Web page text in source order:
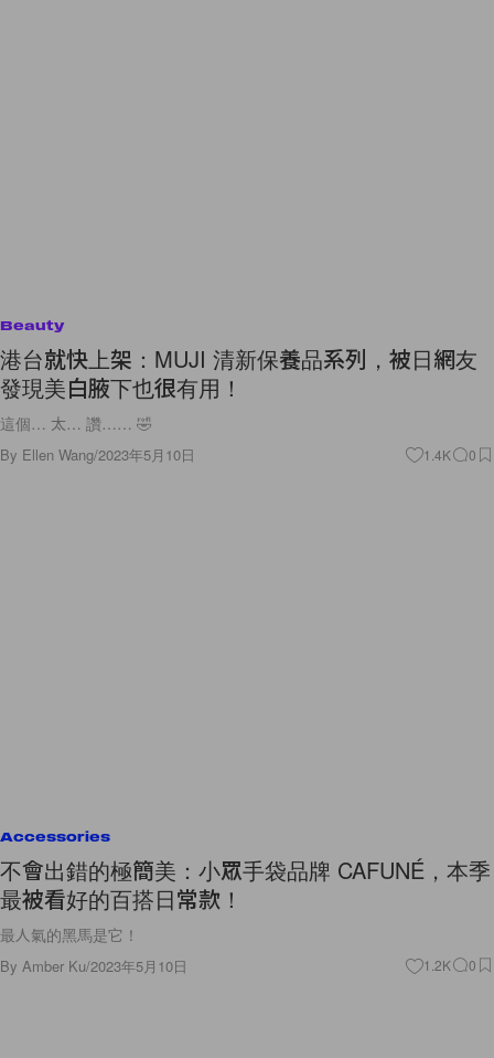
Beauty
港台就快上架：MUJI 清新保養品系列，被日網友
發現美白腋下也很有用！
這個… 太… 讚…… 🤣
By Ellen Wang/2023年5月10日 1.4K 0
Accessories
不會出錯的極簡美：小眾手袋品牌 CAFUNÉ，本季
最被看好的百搭日常款！
最人氣的黑馬是它！
By Amber Ku/2023年5月10日 1.2K 0